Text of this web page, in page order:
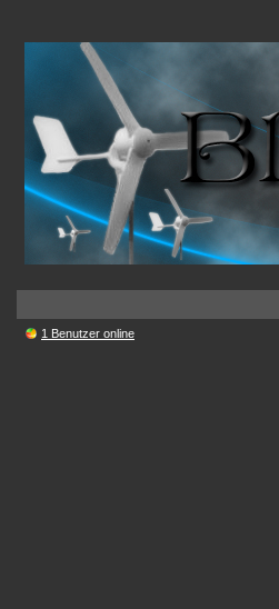
1 Benutzer online